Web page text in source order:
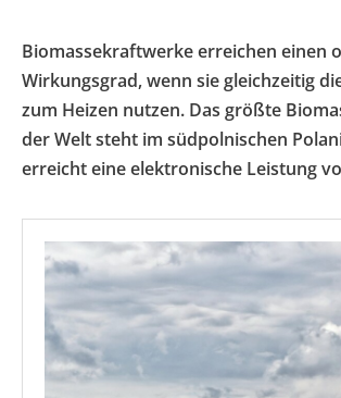
Biomassekraftwerke erreichen einen
Wirkungsgrad, wenn sie gleichzeitig
zum Heizen nutzen. Das größte
der Welt steht im südpolnischen
erreicht eine elektronische Leistung